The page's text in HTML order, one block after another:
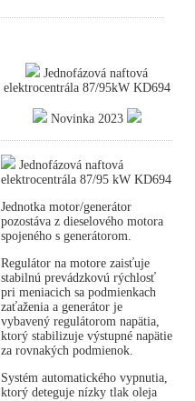
Jednofázová naftová
elektrocentrála 87/95kW KD694
Novinka 2023
Jednofázová naftová
elektrocentrála 87/95 kW KD694
Jednotka motor/generátor
pozostáva z dieselového motora
spojeného s generátorom.
Regulátor na motore zaisťuje
stabilnú prevádzkovú rýchlosť
pri meniacich sa podmienkach
zaťaženia a generátor je
vybavený regulátorom napätia,
ktorý stabilizuje výstupné napätie
za rovnakých podmienok.
Systém automatického vypnutia,
ktorý deteguje nízky tlak oleja